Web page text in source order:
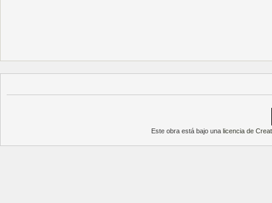
Este obra está bajo unalicencia de